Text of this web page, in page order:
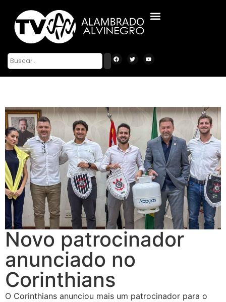
Novo patrocinador
anunciado no
Corinthians
O Corinthians anunciou mais um patrocinador para o